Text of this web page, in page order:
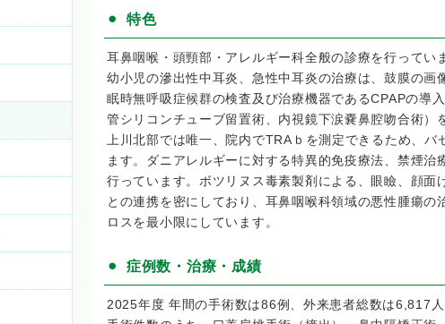
特色
耳鼻咽喉・頭頸部・アレルギー科全般の診療を行ってい
幼小児の滲出性中耳炎、急性中耳炎の治療は、鼓膜の
眠時無呼吸症候群の検査及び治療機器であるCPAPの導
管シリコンチューブ留置術、内視鏡下涙嚢鼻腔吻合術）
上川北部では唯一、院内でTRAｂを測定できるため、
ます。ダニアレルギーに対する特異的免疫療法、禁煙
行っています。ボツリヌス毒素製剤による、眼瞼、顔
との連携を密にしており、耳鼻咽喉科領域の悪性腫瘍
ロスを最小限にしています。
症例数・治療・成績
2025年度 年間の手術数は86例、外来患者総数は6,817